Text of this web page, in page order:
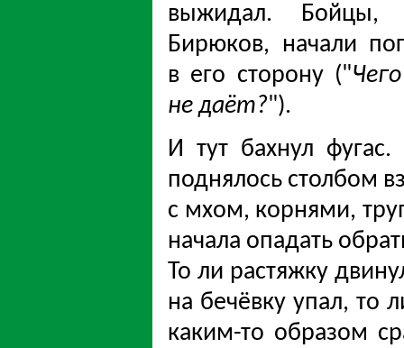
выжидал.
Бирюков, начали
в его сторону ("
не даёт?").
И тут бахнул
поднялось столбом
с мхом, корнями,
начала опадать
То ли растяжку
на бечёвку упал, то
каким-то образом